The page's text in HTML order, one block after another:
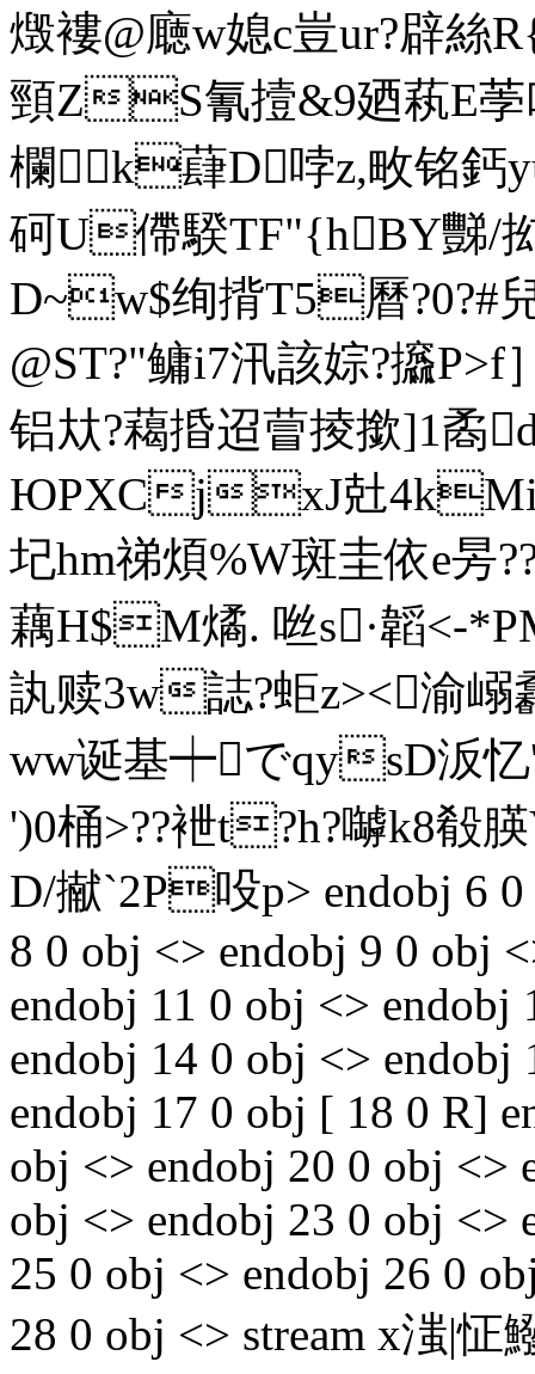
燬褸@廰w媳c豈ur?辟絲
頸ZS氰撎&9廼萟E荸
欄k蕼D哱z,畋铭鈣
砢U僀騤TF"{hBY豒
D~w$绚揹T5曆
@ST?"鳙i7汛該婃?攨
铝夶?藒捪迢萺掕撳]1矞
ЮPXCjxJ兙 4kMi
圮hm祶煩%W斑圭依e
藕H$M燏. 咝s·韜<-
訙赎3w誌?蚷z><渝
ww诞基┿でqysD汳忆
')0桶>??袣t?h?嚹k8殽朠
D/擜`2P吺p> endobj 6
8 0 obj <> endobj 9 0 obj
endobj 11 0 obj <>
endobj 14 0 obj <>
endobj 17 0 obj [ 18 0 R]
obj <> endobj 20 0 obj <>
obj <> endobj 23 0 obj <>
25 0 obj <> endobj 26 0
28 0 obj <> stream x滍|